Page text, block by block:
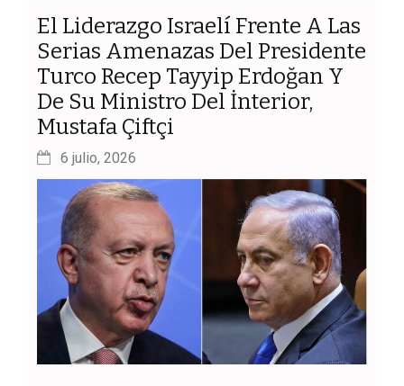
El Liderazgo Israelí Frente A Las
Serias Amenazas Del Presidente
Turco Recep Tayyip Erdoğan Y
De Su Ministro Del İnterior,
Mustafa Çiftçi
6 julio, 2026